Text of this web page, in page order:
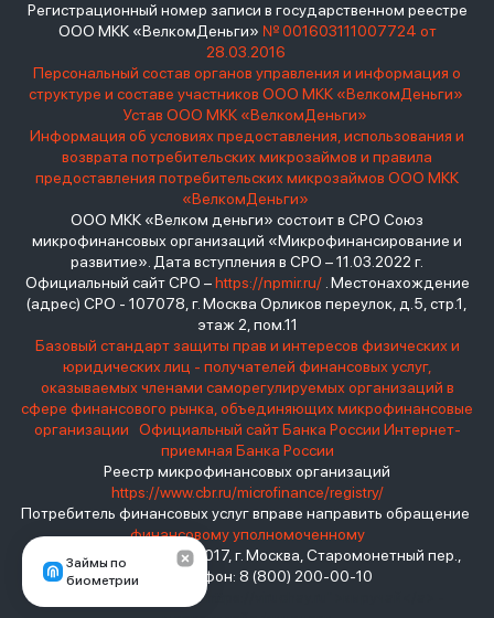
Займы по
биометрии
Регистрационный номер записи в государственном реестре
ООО МКК «ВелкомДеньги» № 001603111007724 от
28.03.2016
Персональный состав органов управления и информация о
структуре и составе участников ООО МКК «ВелкомДеньги»
Устав ООО МКК «ВелкомДеньги»
Информация об условиях предоставления, использования и
возврата потребительских микрозаймов и правила
предоставления потребительских микрозаймов ООО МКК
«ВелкомДеньги»
ООО МКК «Велком деньги» состоит в СРО Союз
микрофинансовых организаций «Микрофинансирование и
развитие». Дата вступления в СРО – 11.03.2022 г.
Официальный сайт СРО –https://npmir.ru/. Местонахождение
(адрес) СРО - 107078, г. Москва Орликов переулок, д.5, стр.1,
этаж 2, пом.11
Базовый стандарт защиты прав и интересов физических и
юридических лиц - получателей финансовых услуг,
оказываемых членами саморегулируемых организаций в
сфере финансового рынка, объединяющих микрофинансовые
организации
Официальный сайт Банка России Интернет-
приемная Банка России
Реестр микрофинансовых организаций
https://www.cbr.ru/microfinance/registry/
Потребитель финансовых услуг вправе направить обращение
финансовому уполномоченному
Место нахождения: 119017, г. Москва, Старомонетный пер.,
дом 3 Телефон: 8 (800) 200-00-10
взять займ - <a href="https://viruchay.ru">выручай</a> -